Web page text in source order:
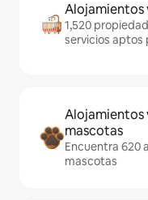
Alojamientos
1,520
servicios aptos
Alojamientos
mascotas
Encuentra 620
mascotas